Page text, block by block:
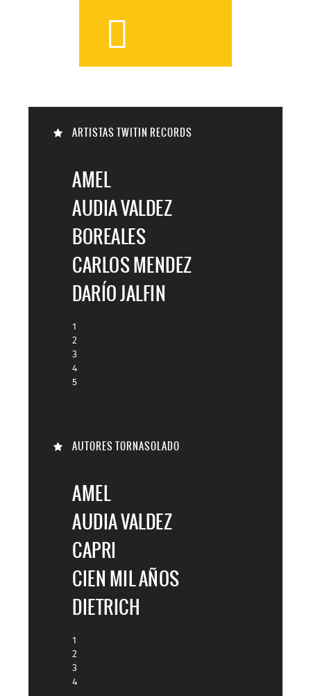



ARTISTAS TWITIN RECORDS
AMEL
AUDIA VALDEZ
BOREALES
CARLOS MENDEZ
DARÍO JALFIN
1
2
3
4
5
AUTORES TORNASOLADO
AMEL
AUDIA VALDEZ
CAPRI
CIEN MIL AÑOS
DIETRICH
1
2
3
4